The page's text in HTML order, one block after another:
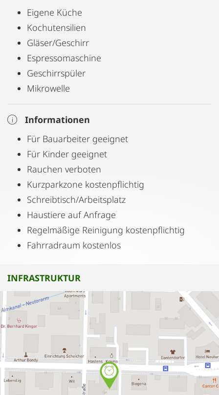
Eigene Küche
Kochutensilien
Gläser/Geschirr
Espressomaschine
Geschirrspüler
Mikrowelle
Informationen
Für Bauarbeiter geeignet
Für Kinder geeignet
Rauchen verboten
Kurzparkzone kostenpflichtig
Schreibtisch/Arbeitsplatz
Haustiere auf Anfrage
Regelmäßige Reinigung kostenpflichtig
Fahrradraum kostenlos
INFRASTRUKTUR